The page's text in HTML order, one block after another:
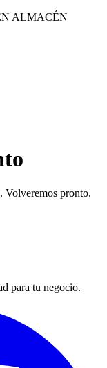
ALMACÉN
Volveremos pronto.
para tu negocio.